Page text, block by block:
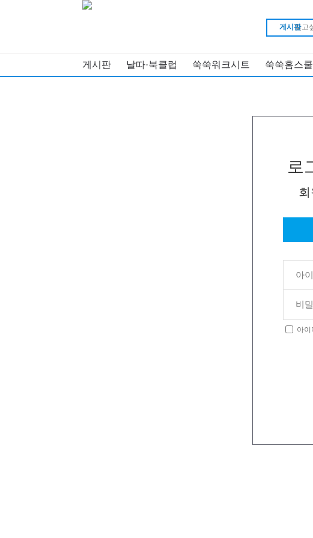
게시판
게시판 날따·북클럽 쑥쑥워크시트 쑥쑥홈스쿨
로
아이